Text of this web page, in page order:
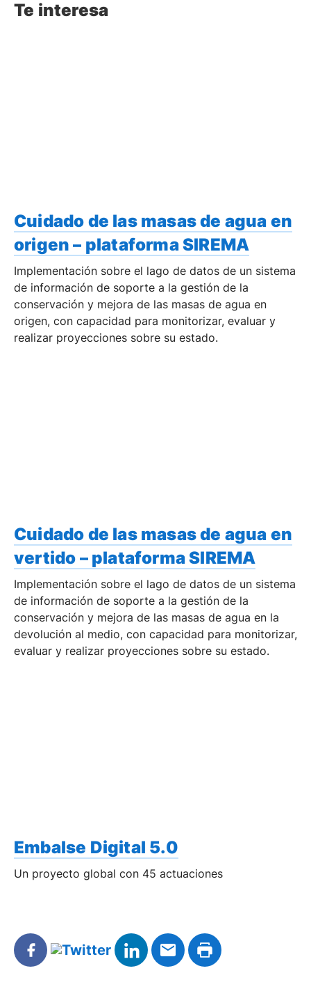
Te interesa
Cuidado de las masas de agua en
origen – plataforma SIREMA
Implementación sobre el lago de datos de un sistema
de información de soporte a la gestión de la
conservación y mejora de las masas de agua en
origen, con capacidad para monitorizar, evaluar y
realizar proyecciones sobre su estado.
Cuidado de las masas de agua en
vertido – plataforma SIREMA
Implementación sobre el lago de datos de un sistema
de información de soporte a la gestión de la
conservación y mejora de las masas de agua en la
devolución al medio, con capacidad para monitorizar,
evaluar y realizar proyecciones sobre su estado.
Embalse Digital 5.0
Un proyecto global con 45 actuaciones